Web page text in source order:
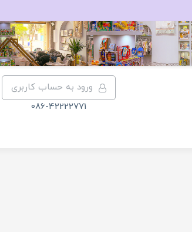
ورود به حساب کاربری
086-42222771